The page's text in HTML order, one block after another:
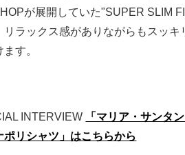
が展開していた"SUPER SLIM
リラックス感がありながらもスッキ
す。
INTERVIEW
「マリア・サンタ
ポリシャツ」はこちらから